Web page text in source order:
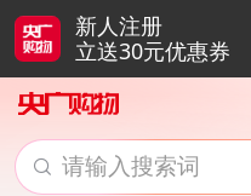
新人注册
立送30元优惠券
 请输入搜索词